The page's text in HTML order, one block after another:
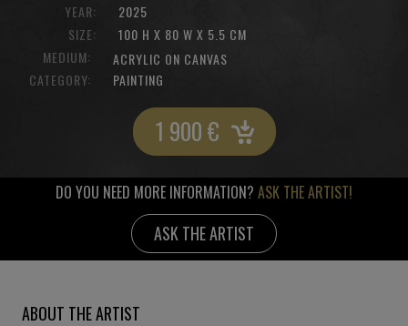
YEAR:
SIZE:
2025
100 H X 80 W X 5.5 CM
MEDIUM:
ACRYLIC ON CANVAS
CATEGORY:
PAINTING
1 900€
DO YOU NEED MORE INFORMATION? ASK THE ARTIST!
ASK THE ARTIST
ABOUT THE ARTIST